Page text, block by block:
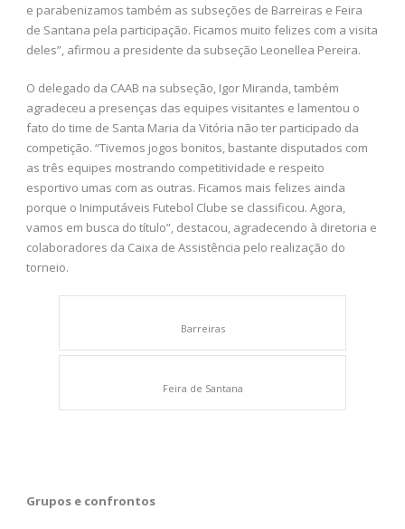
e parabenizamos também as subseções de Barreiras e Feira
de Santana pela participação. Ficamos muito felizes com a visita
deles”, afirmou a presidente da subseção Leonellea Pereira.
O delegado da CAAB na subseção, Igor Miranda, também
agradeceu a presenças das equipes visitantes e lamentou o
fato do time de Santa Maria da Vitória não ter participado da
competição. “Tivemos jogos bonitos, bastante disputados com
as três equipes mostrando competitividade e respeito
esportivo umas com as outras. Ficamos mais felizes ainda
porque o Inimputáveis Futebol Clube se classificou. Agora,
vamos em busca do título”, destacou, agradecendo à diretoria e
colaboradores da Caixa de Assistência pelo realização do
torneio.
Barreiras
Feira de Santana
Grupos e confrontos